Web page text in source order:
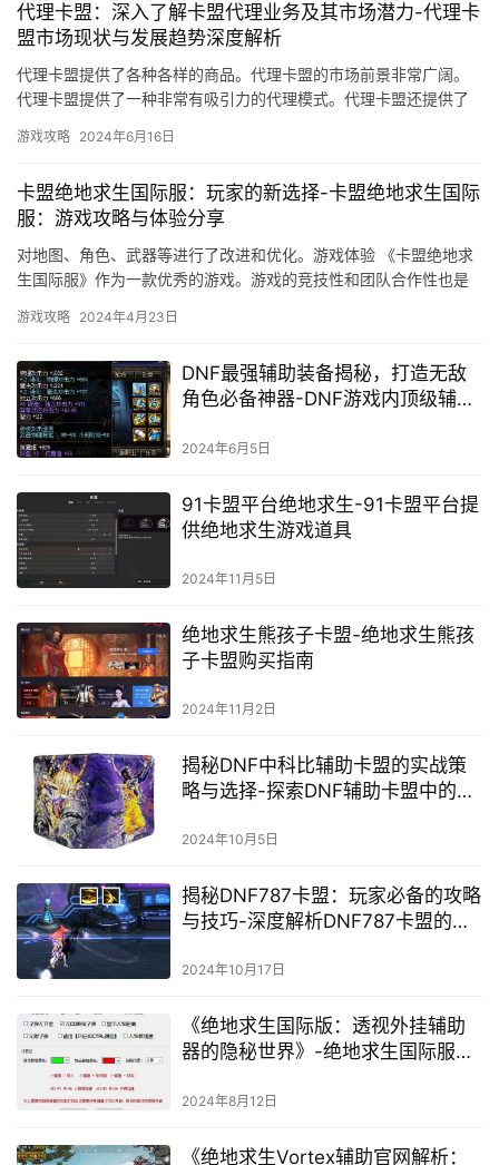
代理卡盟：深入了解卡盟代理业务及其市场潜力-代理卡
盟市场现状与发展趋势深度解析
代理卡盟提供了各种各样的商品。代理卡盟的市场前景非常广阔。
代理卡盟提供了一种非常有吸引力的代理模式。代理卡盟还提供了
游戏攻略 2024年6月16日
卡盟绝地求生国际服：玩家的新选择-卡盟绝地求生国际
服：游戏攻略与体验分享
对地图、角色、武器等进行了改进和优化。游戏体验 《卡盟绝地求
生国际服》作为一款优秀的游戏。游戏的竞技性和团队合作性也是
游戏攻略 2024年4月23日
DNF最强辅助装备揭秘，打造无敌
角色必备神器-DNF游戏内顶级辅助
2024年6月5日
91卡盟平台绝地求生-91卡盟平台提
供绝地求生游戏道具
2024年11月5日
绝地求生熊孩子卡盟-绝地求生熊孩
子卡盟购买指南
2024年11月2日
揭秘DNF中科比辅助卡盟的实战策
略与选择-探索DNF辅助卡盟中的科
2024年10月5日
揭秘DNF787卡盟：玩家必备的攻略
与技巧-深度解析DNF787卡盟的隐
2024年10月17日
《绝地求生国际版：透视外挂辅助
器的隐秘世界》-绝地求生国际服外
策略
2024年8月12日
《绝地求生Vortex辅助官网解析：